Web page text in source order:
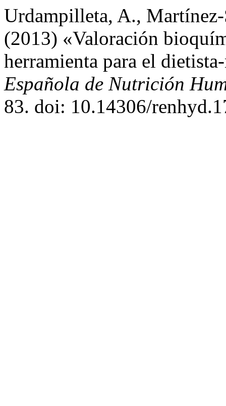
Urdampilleta, A.,
(2013) «Valoración
herramienta para el
Española de Nutrición
83. doi: 10.14306/